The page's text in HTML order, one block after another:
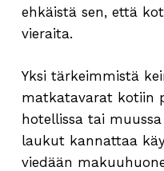
ehkäistä sen, että
vieraita.
Yksi tärkeimmistä
matkatavarat kotiin
hotellissa tai
laukut kannattaa
viedään